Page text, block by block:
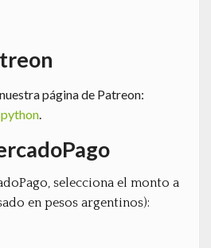
página de Patreon:
.
selecciona el monto a
en pesos argentinos):